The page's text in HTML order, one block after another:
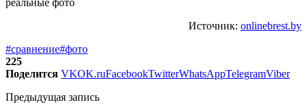
Источник: onlinebrest.by
#сравнение#фото
225
Поделится VKOK.ruFacebookTwitterWhatsAppTelegramViber
Предыдущая запись